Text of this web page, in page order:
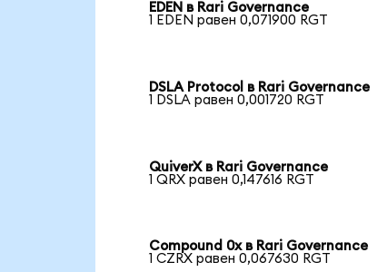
EDEN в Rari Governance
1 EDEN равен 0,071900 RGT
DSLA Protocol в Rari Governance
1 DSLA равен 0,001720 RGT
QuiverX в Rari Governance
1 QRX равен 0,147616 RGT
Compound 0x в Rari Governance
1 CZRX равен 0,067630 RGT